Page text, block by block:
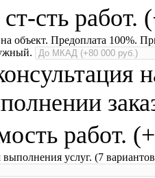
сть работ.
объект. Предоплата 100%.
работ. (+
услуг. (7